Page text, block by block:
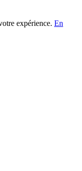
expérience. En